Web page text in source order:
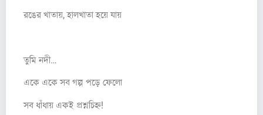
রঙের খাতায়, হালখাতা হয়ে যায়
তুমি নদী…
একে একে সব গল্প পড়ে ফেলো
সব ধাঁধায় একই প্রশ্নচিহ্ন!